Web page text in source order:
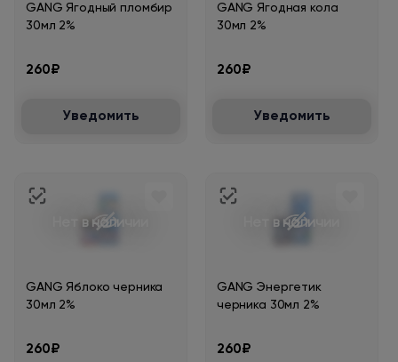
GANG Ягодный пломбир
30мл 2%
260₽
Уведомить
GANG Ягодная кола
30мл 2%
260₽
Уведомить
Нет в наличии
GANG Яблоко черника
30мл 2%
260₽
Нет в наличии
GANG Энергетик
черника 30мл 2%
260₽